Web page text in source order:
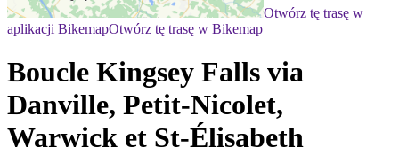
Otwórz tę trasę w
aplikacji BikemapOtwórz tę trasę w Bikemap
Boucle Kingsey Falls via
Danville, Petit-Nicolet,
Warwick et St-Élisabeth